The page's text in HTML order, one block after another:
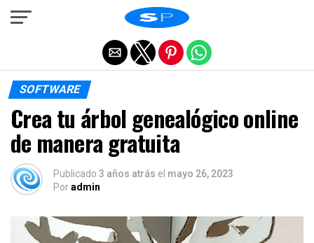
SOFTWARE
Crea tu árbol genealógico online
de manera gratuita
Publicado 3 años atrás el mayo 26, 2023
Poradmin
Salir de la versión móvil